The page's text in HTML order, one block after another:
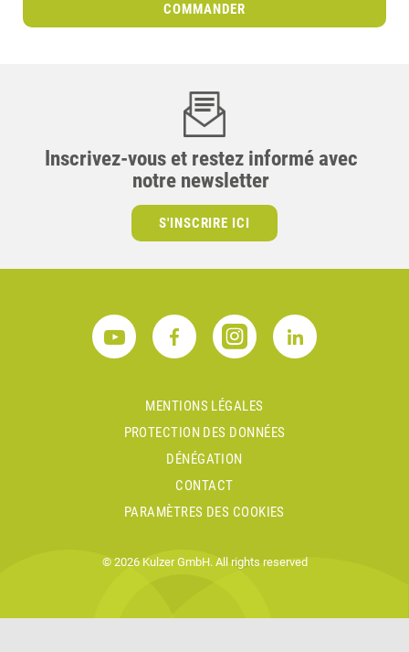
COMMANDER
Inscrivez-vous et restez informé avec
notre newsletter
S'INSCRIRE ICI
MENTIONS LÉGALES
PROTECTION DES DONNÉES
DÉNÉGATION
CONTACT
PARAMÈTRES DES COOKIES
© 2026 Kulzer GmbH. All rights reserved